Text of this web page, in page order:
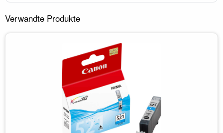
Verwandte Produkte